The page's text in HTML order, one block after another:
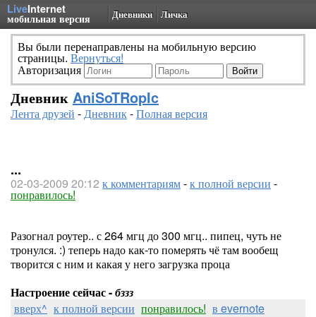
LiveInternet
мобильная версия Дневники Личка
Вы были перенаправлены на мобильную версию
страницы. Вернуться!
Авторизация
Дневник AniSoTRopIc
Лента друзей -Дневник-Полная версия
...
02-03-2009 20:12 к комментариям-к полной версии -
понравилось!
Разогнал роутер.. с 264 мгц до 300 мгц.. пипец, чуть не
тронулся. :) теперь надо как-то померять чё там вообещ
творится с ним и какая у него загрузка проца
Настроение сейчас -бззз
вверх^ к полной версии понравилось! в evernote